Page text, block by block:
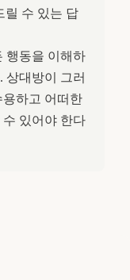
릴 수 있는 답
행동을 이해하
상대방이 그러
하고 어떠한
있어야 한다